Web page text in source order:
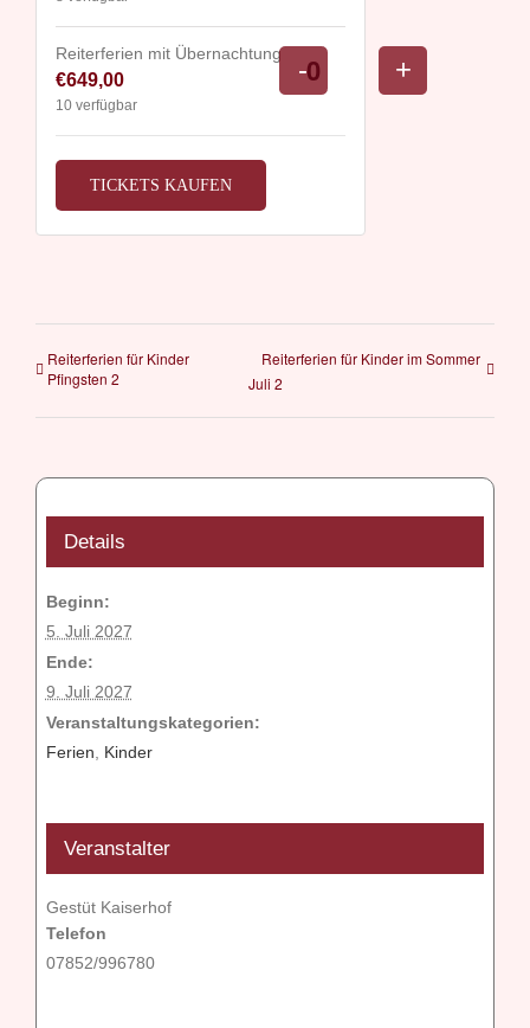
Ticketanzahl
für
Reiterferien
für
Reiterferien mit Übernachtung
€649,00
10 verfügbar
Verringern
der
Ticketanzahl
mit
-Anzahl
Erhöhe
die
+
TICKETS KAUFEN
Reiterferien für Kinder
Pfingsten 2
Reiterferien für Kinder im Sommer
Juli 2
Details
Beginn:
5. Juli 2027
Ende:
9. Juli 2027
Veranstaltungskategorien:
Ferien
Kinder
Veranstalter
Gestüt Kaiserhof
Telefon
07852/996780